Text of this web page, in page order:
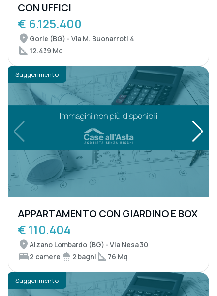
CON UFFICI
€ 6.125.400
Gorle (BG) - Via M. Buonarroti 4
12.439 Mq
Suggerimento
APPARTAMENTO CON GIARDINO E BOX
€ 110.404
Alzano Lombardo (BG) - Via Nesa 30
2 camere
2 bagni 76 Mq
Suggerimento